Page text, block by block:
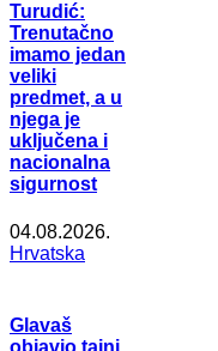
Turudić:
Trenutačno
imamo jedan
veliki
predmet, a u
njega je
uključena i
nacionalna
sigurnost
04.08.2026.
Hrvatska
Glavaš
objavio tajni